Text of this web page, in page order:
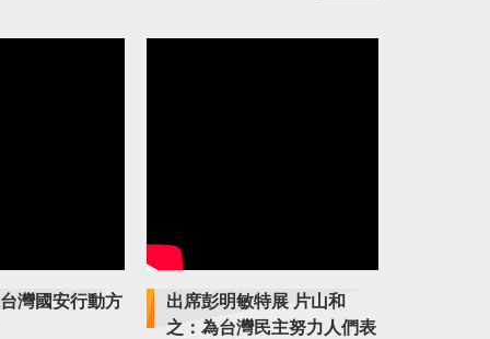
台灣國安行動方
出席彭明敏特展 片山和
之：為台灣民主努力人們表